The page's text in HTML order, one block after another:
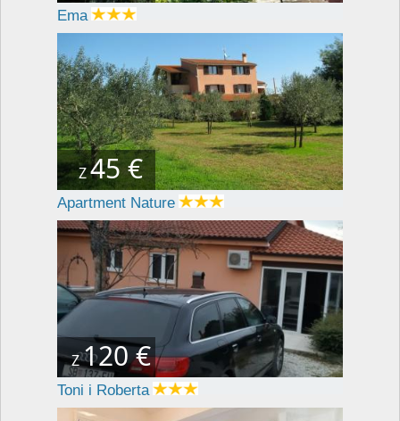
Ema
Z45 €
Apartment Nature
Z120 €
Toni i Roberta